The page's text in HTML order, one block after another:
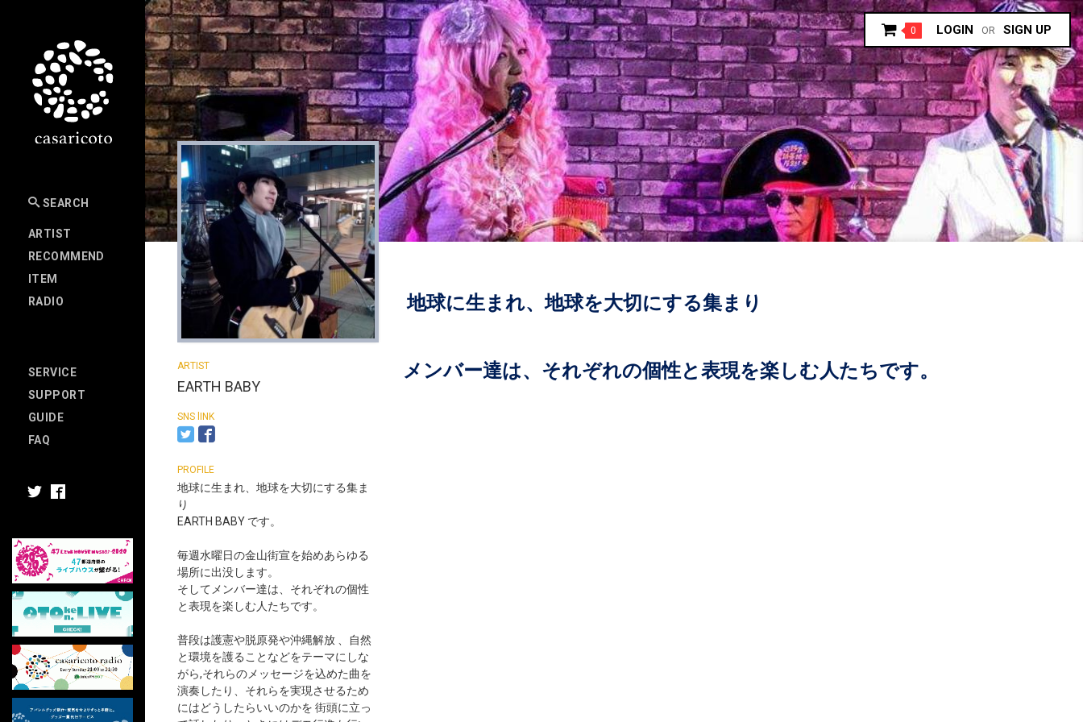
SEARCH
ARTIST
RECOMMEND
ITEM
RADIO
SERVICE
SUPPORT
GUIDE
FAQ
0 LOGIN OR SIGN UP
EARTH BABY
地球に生まれ、地球を大切にする集ま
り
EARTH BABY です。
毎週水曜日の金山街宣を始めあらゆる
場所に出没します。
そしてメンバー達は、それぞれの個性
と表現を楽しむ人たちです。
普段は護憲や脱原発や沖縄解放 、自然
と環境を護ることなどをテーマにしな
がら,それらのメッセージを込めた曲を
演奏したり、それらを実現させるため
にはどうしたらいいのかを 街頭に立っ
地球に生まれ、地球を大切にする集まり
メンバー達は、それぞれの個性と表現を楽しむ人たちです。